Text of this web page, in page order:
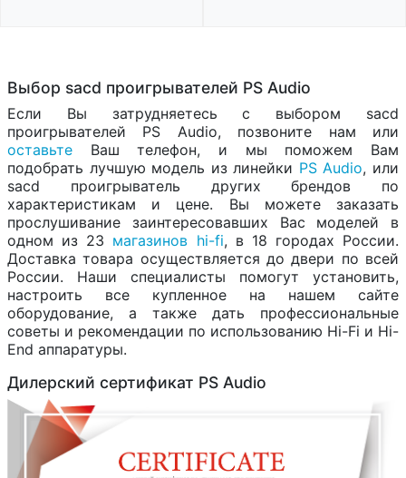
Выбор sacd проигрывателей PS Audio
Если Вы затрудняетесь с выбором sacd
проигрывателей PS Audio, позвоните нам или
оставьте Ваш телефон, и мы поможем Вам
подобрать лучшую модель из линейки PS Audio, или
sacd проигрыватель других брендов по
характеристикам и цене. Вы можете заказать
прослушивание заинтересовавших Вас моделей в
одном из 23 магазинов hi-fi, в 18 городах России.
Доставка товара осуществляется до двери по всей
России. Наши специалисты помогут установить,
настроить все купленное на нашем сайте
оборудование, а также дать профессиональные
советы и рекомендации по использованию Hi-Fi и Hi-
End аппаратуры.
Дилерский сертификат PS Audio